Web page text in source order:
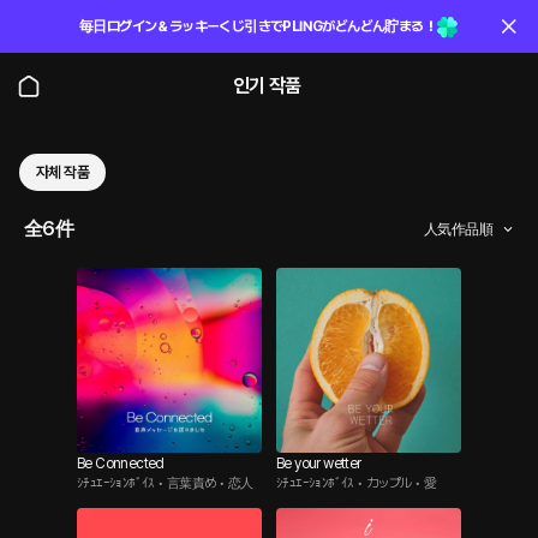
毎日ログイン＆ラッキーくじ引きでPLINGがどんどん貯まる！
인기 작품
자체 작품
全6件 人気作品順
Be Connected
ｼﾁｭｴｰｼｮﾝﾎﾞｲｽ • 言葉責め • 恋人
Be your wetter
ｼﾁｭｴｰｼｮﾝﾎﾞｲｽ • カップル • 愛